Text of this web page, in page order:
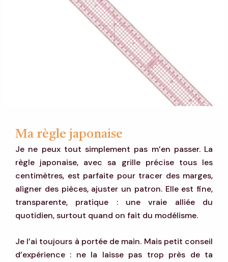
Ma règle japonaise
Je ne peux tout simplement pas m’en passer. La
règle japonaise, avec sa grille précise tous les
centimètres, est parfaite pour tracer des marges,
aligner des pièces, ajuster un patron. Elle est fine,
transparente, pratique : une vraie alliée du
quotidien, surtout quand on fait du modélisme.
Je l’ai toujours à portée de main. Mais petit conseil
d’expérience : ne la laisse pas trop près de ta